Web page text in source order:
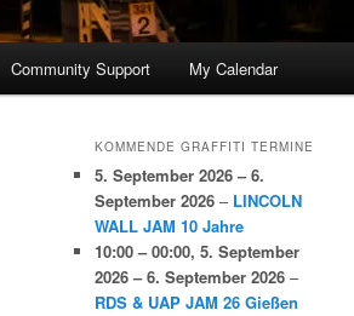
Community Support My Calendar
KOMMENDE GRAFFITI TERMINE
5. September 2026 – 6.
September 2026 – LINCOLN
WALL JAM 10 Jahre
10:00 – 00:00, 5. September
2026 – 6. September 2026 –
RDS & UAP JAM 26 Gießen